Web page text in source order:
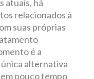
atuais, há
relacionados à
suas próprias
é a
alternativa
pouco tempo